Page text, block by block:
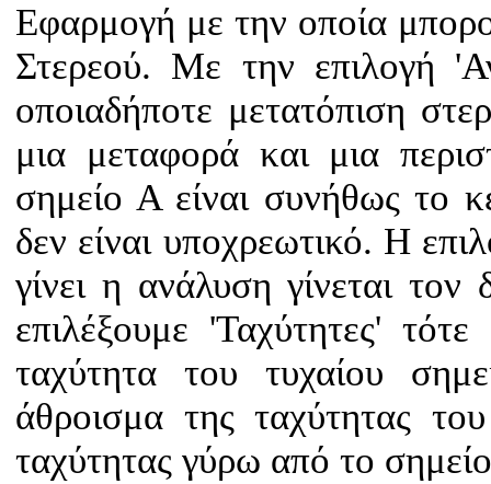
Εφαρμογή με την οποία
Στερεού. Με την επιλογή
οποιαδήποτε μετατόπιση
μια μεταφορά και μια
σημείο Α είναι συνήθως το
δεν είναι υποχρεωτικό. Η
γίνει η ανάλυση γίνεται
επιλέξουμε 'Ταχύτητες'
ταχύτητα του τυχαίου
άθροισμα της ταχύτητας
ταχύτητας γύρω από το